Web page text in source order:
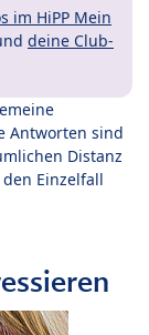
im HiPP Mein
deine Club-
Antworten sind
Distanz
Einzelfall